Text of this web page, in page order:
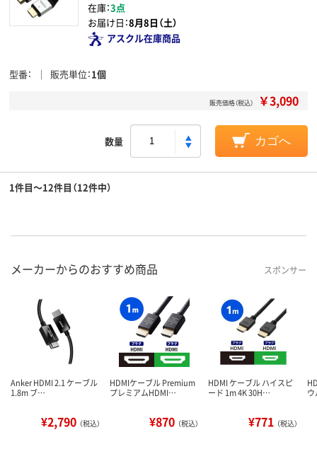
在庫：3点
お届け日：8月8日（土）
アスクル在庫商品
型番 販売単位 1個
販売価格（税込） ￥3,090
数量 カゴへ
1件目～12件目（12件中）
メーカーからのおすすめ商品 スポンサー
Anker HDMI 2.1 ケーブル
1.8m ブ…
¥2,790 （税込）
HDMIケーブル Premium
プレミアムHDMI…
¥870 （税込）
HDMI ケーブル ハイスピ
ード 1m 4K 30H…
¥771 （税込）